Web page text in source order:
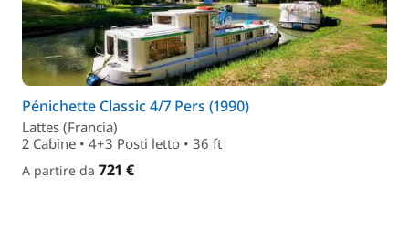
Pénichette Classic 4/7 Pers (1990)
Lattes (Francia)
2 Cabine • 4+3 Posti letto • 36 ft
A partire da 721 €